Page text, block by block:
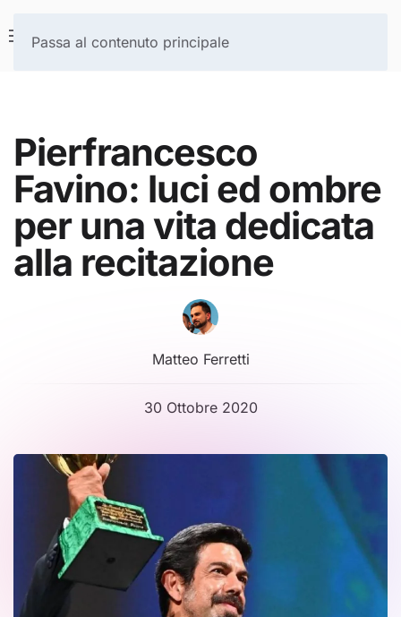
Passa al contenuto principale
Pierfrancesco
Favino: luci ed ombre
per una vita dedicata
alla recitazione
Matteo Ferretti
30 Ottobre 2020